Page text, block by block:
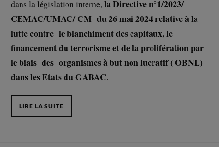
dans la législation interne,la Directive n°1/2023/
CEMAC/UMAC/ CM du 26 mai 2024 relative à la
lutte contre le blanchiment des capitaux, le
financement du terrorisme et de la prolifération par
le biais des organismes à but non lucratif ( OBNL)
dans les Etats du GABAC.
LIRE LA SUITE